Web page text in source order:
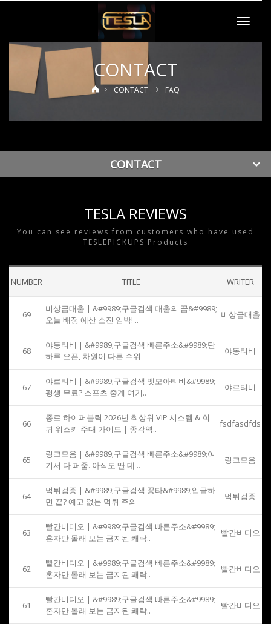
Toggle
CONTACT
CONTACT FAQ
CONTACT
TESLA REVIEWS
You can see reviews from customers who have used
TESLEPICKUPS Products
NUMBER TITLE WRITER
69
비상금대출 | &#9989;구글검색 대출의 꿈&#9989;
오늘 배정 예산 소진 임박! ..
비상금대출
68
야동티비 | &#9989;구글검색 빠른주소&#9989;단
하루 오픈, 차원이 다른 수위
야동티비
67
야르티비 | &#9989;구글검색 벳모아티비&#9989;
평생 무료? 스포츠 중계 여기..
야르티비
66
종로 하이퍼블릭 2026년 최상위 VIP 시스템 & 희
귀 위스키 주대 가이드 | 종각역..
fsdfasdfds
65
링크모음 | &#9989;구글검색 빠른주소&#9989;여
기서 다 퍼줌. 아직도 딴 데 ..
링크모음
64
먹튀검증 | &#9989;구글검색 꽁타&#9989;입금하
면 끝? 예고 없는 먹튀 주의
먹튀검증
63
빨간비디오 | &#9989;구글검색 빠른주소&#9989;
혼자만 몰래 보는 금지된 쾌락..
빨간비디오
62
빨간비디오 | &#9989;구글검색 빠른주소&#9989;
혼자만 몰래 보는 금지된 쾌락..
빨간비디오
61
빨간비디오 | &#9989;구글검색 빠른주소&#9989;
혼자만 몰래 보는 금지된 쾌락..
빨간비디오